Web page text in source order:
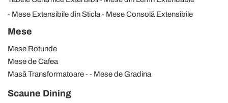
Mese Extensibile din Sticla
Mese Consolă Extensibile
Mese
Mese Rotunde
Mese de Cafea
Masă Transformatoare
Mese de Gradina
Scaune Dining